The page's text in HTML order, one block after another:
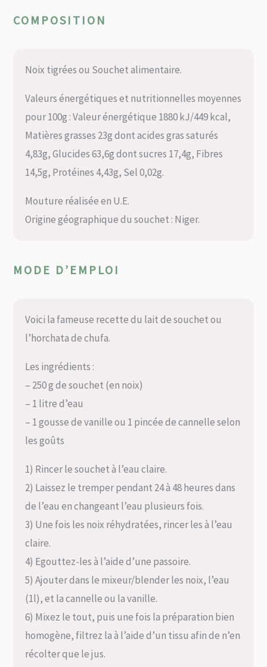
COMPOSITION
Noix tigrées ou Souchet alimentaire.
Valeurs énergétiques et nutritionnelles moyennes
pour 100g : Valeur énergétique 1880 kJ/449 kcal,
Matières grasses 23g dont acides gras saturés
4,83g, Glucides 63,6g dont sucres 17,4g, Fibres
14,5g, Protéines 4,43g, Sel 0,02g.
Mouture réalisée en U.E.
Origine géographique du souchet : Niger.
MODE D’EMPLOI
Voici la fameuse recette du lait de souchet ou
l’horchata de chufa.
Les ingrédients :
– 250 g de souchet (en noix)
– 1 litre d’eau
– 1 gousse de vanille ou 1 pincée de cannelle selon
les goûts
1) Rincer le souchet à l’eau claire.
2) Laissez le tremper pendant 24 à 48 heures dans
de l’eau en changeant l’eau plusieurs fois.
3) Une fois les noix réhydratées, rincer les à l’eau
claire.
4) Egouttez-les à l’aide d’une passoire.
5) Ajouter dans le mixeur/blender les noix, l’eau
(1l), et la cannelle ou la vanille.
6) Mixez le tout, puis une fois la préparation bien
homogène, filtrez la à l’aide d’un tissu afin de n’en
récolter que le jus.